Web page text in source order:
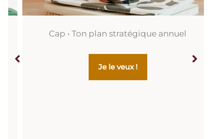
Cap • Ton plan stratégique annuel
Je le veux !